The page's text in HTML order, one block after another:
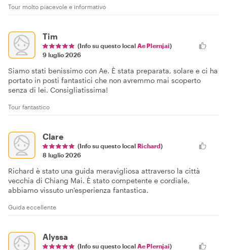
Tour molto piacevole e informativo
Tim
(Info su questo local Ae Plernjai)
9 luglio 2026
Siamo stati benissimo con Ae. È stata preparata, solare e ci ha
portato in posti fantastici che non avremmo mai scoperto
senza di lei. Consigliatissima!
Tour fantastico
Clare
(Info su questo local Richard)
8 luglio 2026
Richard è stato una guida meravigliosa attraverso la città
vecchia di Chiang Mai. È stato competente e cordiale,
abbiamo vissuto un'esperienza fantastica.
Guida eccellente
Alyssa
(Info su questo local Ae Plernjai)